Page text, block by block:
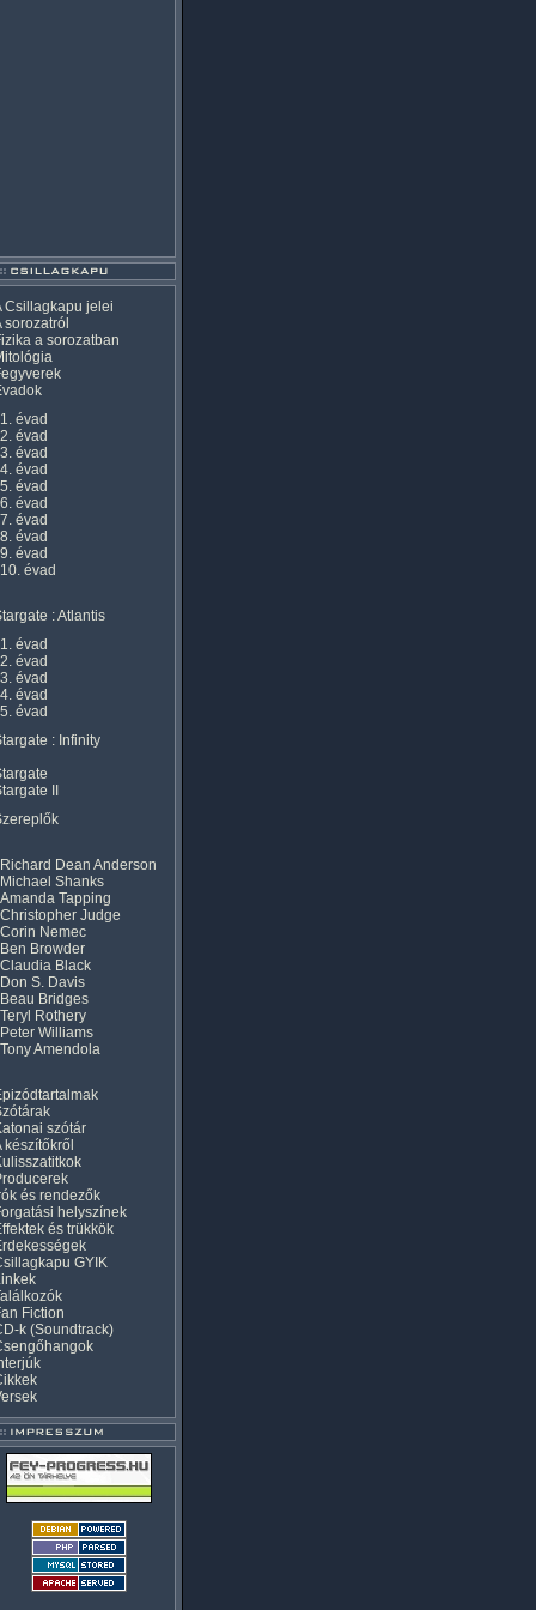
Csillagkapu jelei
sorozatról
a sorozatban
1. évad
2. évad
3. évad
4. évad
5. évad
6. évad
7. évad
8. évad
9. évad
10. évad
: Atlantis
1. évad
2. évad
3. évad
4. évad
5. évad
: Infinity
II
Richard Dean Anderson
Michael Shanks
Amanda Tapping
Christopher Judge
Corin Nemec
Ben Browder
Claudia Black
Don S. Davis
Beau Bridges
Teryl Rothery
Peter Williams
Tony Amendola
szótár
készítőkről
és rendezők
helyszínek
és trükkök
GYIK
Fiction
k (Soundtrack)